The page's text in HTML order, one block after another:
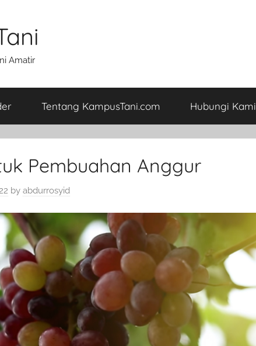
Amatir
Tentang KampusTani.com Hubungi Kami
Pembuahan Anggur
by abdurrosyid